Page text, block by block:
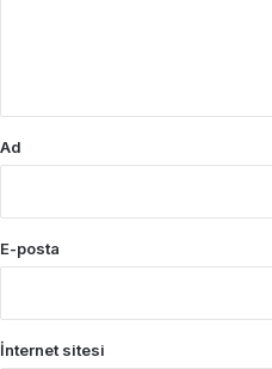
Ad
E-posta
İnternet sitesi